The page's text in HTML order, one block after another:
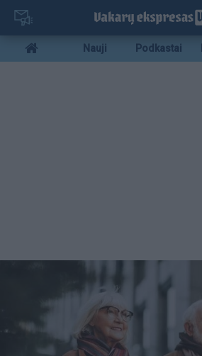
Pereiti
pagrindinį
turinį
Mobile
menu
Nauji Podkastai